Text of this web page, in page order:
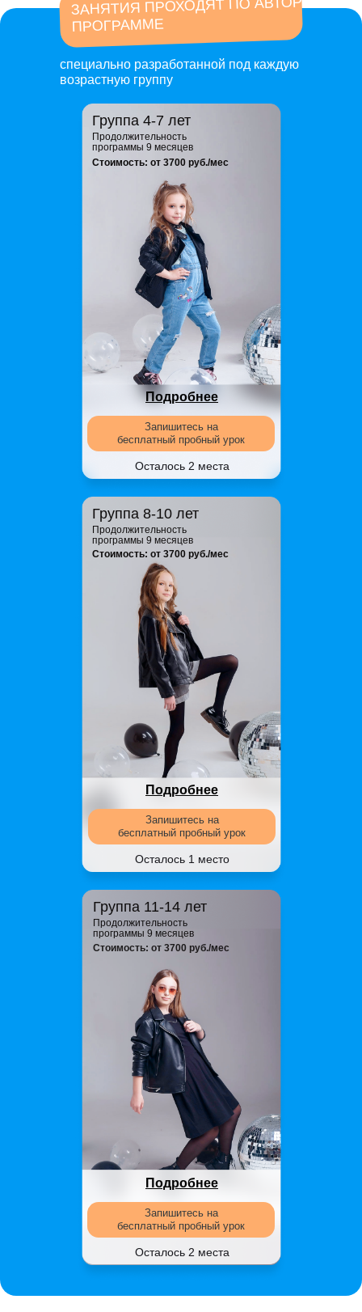
ЗАНЯТИЯ ПРОХОДЯТ ПО АВТОРСКОЙ
ПРОГРАММЕ
специально разработанной под каждую
возрастную группу
Запишитесь на
бесплатный пробный урок
Группа 4-7 лет
Продолжительность
программы 9 месяцев
Осталось 2 места
Подробнее
Стоимость: от 3700 руб./мес
Запишитесь на
бесплатный пробный урок
Запишитесь на
бесплатный пробный урок
Группа 8-10 лет
Продолжительность
программы 9 месяцев
Подробнее
Осталось 1 место
Стоимость: от 3700 руб./мес
Запишитесь на
бесплатный пробный урок
Подробнее
Осталось 2 места
Группа 11-14 лет
Продолжительность
программы 9 месяцев
Стоимость: от 3700 руб./мес